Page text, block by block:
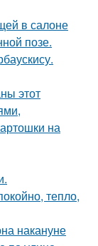
в салоне
позе.
этот
на
тепло,
накануне